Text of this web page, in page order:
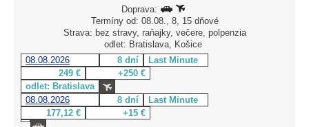
Doprava:
Termíny od: 08.08., 8, 15 dňové
Strava: bez stravy, raňajky, večere, polpenzia
odlet: Bratislava, Košice
08.08.2026
8 dní
Last Minute
249 €
+250 €
odlet: Bratislava
08.08.2026
8 dní
Last Minute
177,12 €
+15 €